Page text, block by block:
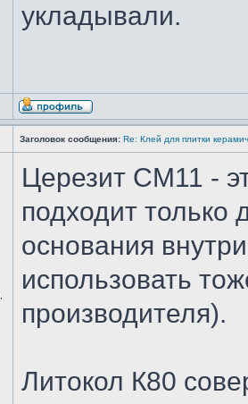
укладывали.
Заголовок сообщения: Re: Клей для плитки
Церезит СМ11 -
подходит
основания
использовать
производителя).
Литокол К80